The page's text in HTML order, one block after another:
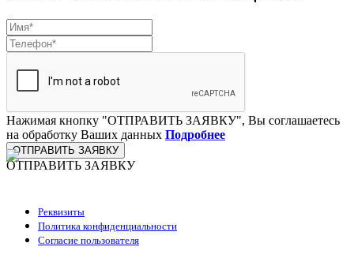
Нажимая кнопку "ОТПРАВИТЬ ЗАЯВКУ", Вы соглашаетесь
на обработку Ваших данных Подробнее
ОТПРАВИТЬ ЗАЯВКУ
ОТПРАВИТЬ ЗАЯВКУ
Реквизиты
Политика конфиденциальности
Согласие пользователя